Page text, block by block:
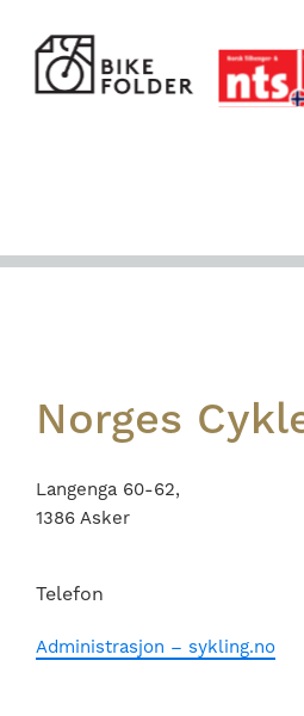
Footer
Norges
Langenga 60-62,
1386 Asker
Telefon
Administrasjon – sykling.no